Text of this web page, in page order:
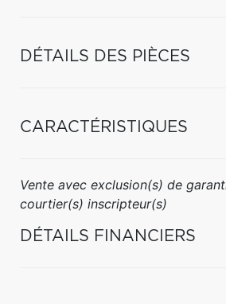
DÉTAILS DES PIÈCES
CARACTÉRISTIQUES
Vente avec exclusion(s) de
courtier(s) inscripteur(s)
DÉTAILS FINANCIERS